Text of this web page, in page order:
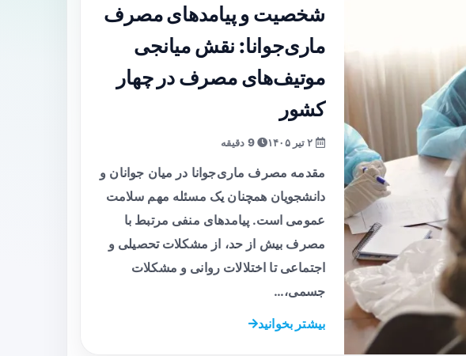
شخصیت و پیامدهای مصرف
ماری‌جوانا: نقش میانجی
موتیف‌های مصرف در چهار
کشور
9 دقیقه
مقدمه مصرف ماری‌جوانا در میان جوانان و
دانشجویان همچنان یک مسئله مهم سلامت
عمومی است. پیامدهای منفی مرتبط با
مصرف بیش از حد، از مشکلات تحصیلی و
اجتماعی تا اختلالات روانی و مشکلات
جسمی،…
بیشتر بخوانید